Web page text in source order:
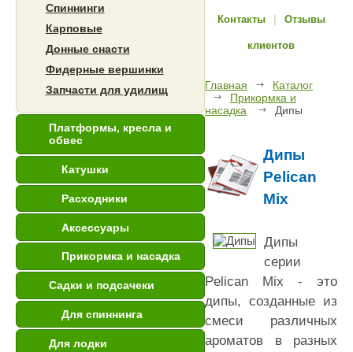
Спиннинги
Карповые
Донные снасти
Фидерные вершинки
Запчасти для удилищ
Платформы, кресла и
обвес
Катушки
Расходники
Аксессуары
Прикормка и насадка
Садки и подсачеки
Для спиннинга
Для лодки
Контакты Отзывы
клиентов
Главная
Каталог
Прикормка и
насадка
Дипы
Дипы
Pelican
Mix
Дипы
серии
Pelican Mix - это
дипы, созданные из
смеси различных
ароматов в разных